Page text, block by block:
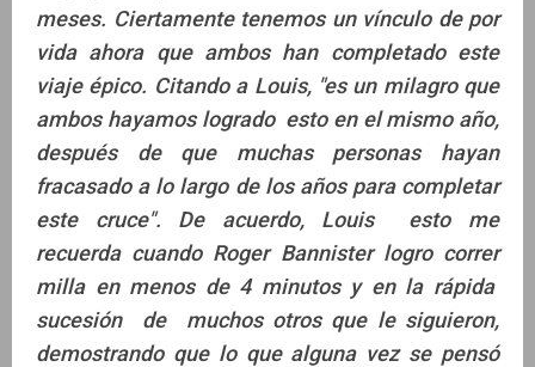
meses. Ciertamente tenemos un vínculo de por
vida ahora que ambos han completado este
viaje épico. Citando a Louis, "es un milagro que
ambos hayamos logrado esto en el mismo año,
después de que muchas personas hayan
fracasado a lo largo de los años para completar
este cruce". De acuerdo, Louis esto me
recuerda cuando Roger Bannister logro correr
milla en menos de 4 minutos y en la rápida
sucesión de muchos otros que le siguieron,
demostrando que lo que alguna vez se pensó